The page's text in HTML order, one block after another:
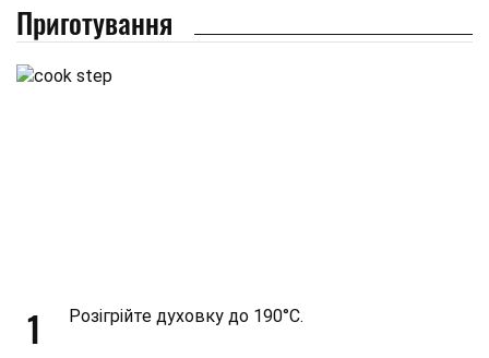
Приготування
1 Розігрійте духовку до 190°C.